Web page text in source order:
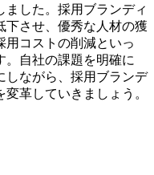
した。採用ブランディ
下させ、優秀な人材の獲
用コストの削減といっ
。自社の課題を明確に
しながら、採用ブランデ
革していきましょう。